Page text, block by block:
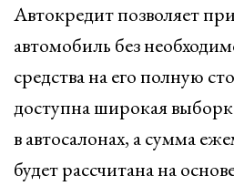
Автокредит позволяет
автомобиль без
средства на его полную
доступна широкая
в автосалонах, а сумма
будет рассчитана на